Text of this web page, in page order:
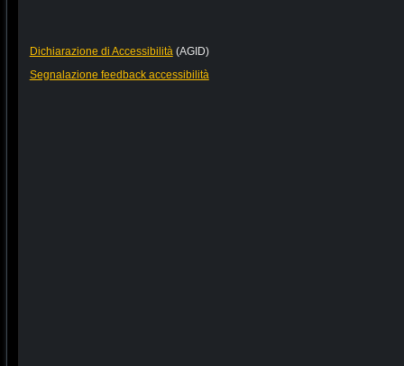
Dichiarazione di Accessibilità (AGID)
Segnalazione feedback accessibilità